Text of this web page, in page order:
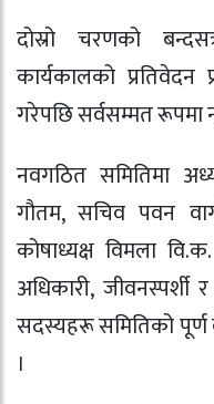
दोस्रो चरणको
कार्यकालको प्रतिवेदन
गरेपछि सर्वसम्मत रूपमा
नवगठित समितिमा
गौतम, सचिव पवन
कोषाध्यक्ष विमला
अधिकारी,
सदस्यहरू समितिको
।